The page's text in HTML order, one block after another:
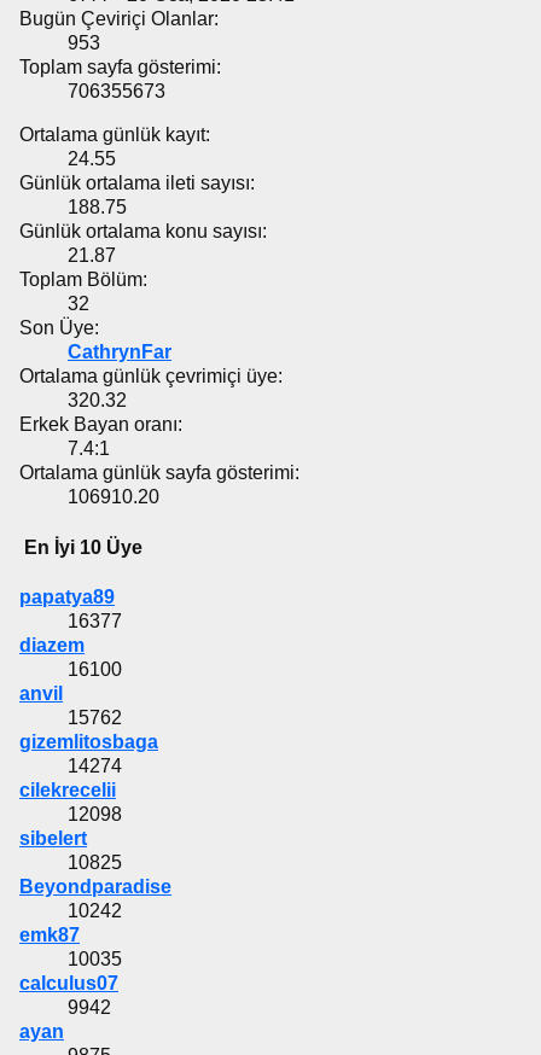
Bugün Çeviriçi Olanlar:
953
Toplam sayfa gösterimi:
706355673
Ortalama günlük kayıt:
24.55
Günlük ortalama ileti sayısı:
188.75
Günlük ortalama konu sayısı:
21.87
Toplam Bölüm:
32
Son Üye:
CathrynFar
Ortalama günlük çevrimiçi üye:
320.32
Erkek Bayan oranı:
7.4:1
Ortalama günlük sayfa gösterimi:
106910.20
En İyi 10 Üye
papatya89
16377
diazem
16100
anvil
15762
gizemlitosbaga
14274
cilekrecelii
12098
sibelert
10825
Beyondparadise
10242
emk87
10035
calculus07
9942
ayan